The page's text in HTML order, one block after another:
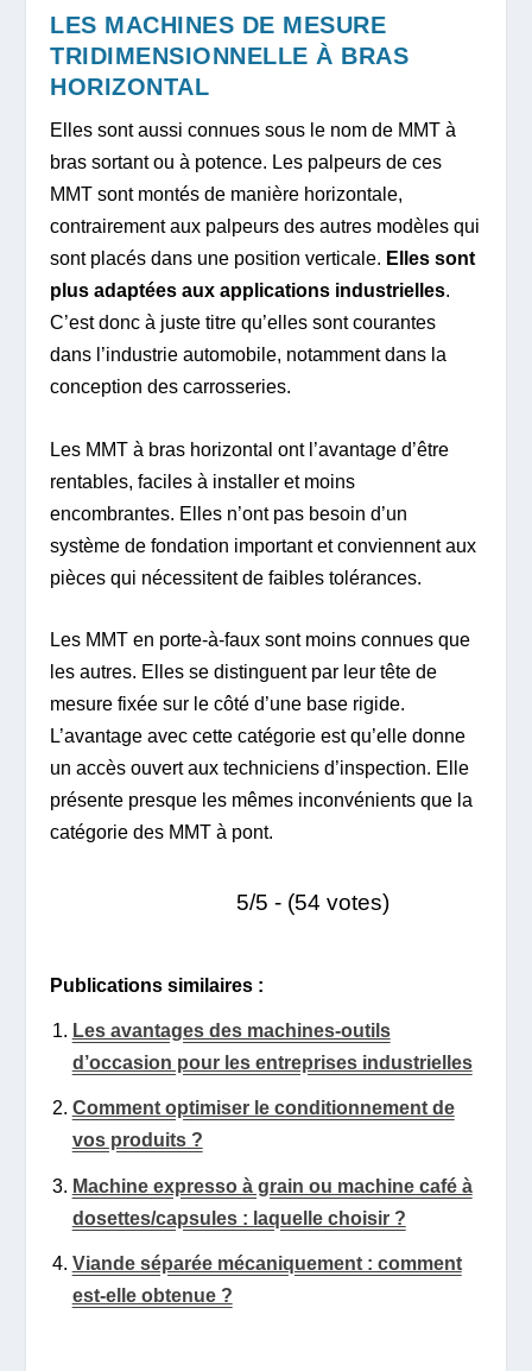
LES MACHINES DE MESURE
TRIDIMENSIONNELLE À BRAS
HORIZONTAL
Elles sont aussi connues sous le nom de MMT à
bras sortant ou à potence. Les palpeurs de ces
MMT sont montés de manière horizontale,
contrairement aux palpeurs des autres modèles qui
sont placés dans une position verticale. Elles sont
plus adaptées aux applications industrielles.
C’est donc à juste titre qu’elles sont courantes
dans l’industrie automobile, notamment dans la
conception des carrosseries.
Les MMT à bras horizontal ont l’avantage d’être
rentables, faciles à installer et moins
encombrantes. Elles n’ont pas besoin d’un
système de fondation important et conviennent aux
pièces qui nécessitent de faibles tolérances.
Les MMT en porte-à-faux sont moins connues que
les autres. Elles se distinguent par leur tête de
mesure fixée sur le côté d’une base rigide.
L’avantage avec cette catégorie est qu’elle donne
un accès ouvert aux techniciens d’inspection. Elle
présente presque les mêmes inconvénients que la
catégorie des MMT à pont.
5/5 - (54 votes)
Publications similaires :
Les avantages des machines-outils
d’occasion pour les entreprises industrielles
Comment optimiser le conditionnement de
vos produits ?
Machine expresso à grain ou machine café à
dosettes/capsules : laquelle choisir ?
Viande séparée mécaniquement : comment
est-elle obtenue ?